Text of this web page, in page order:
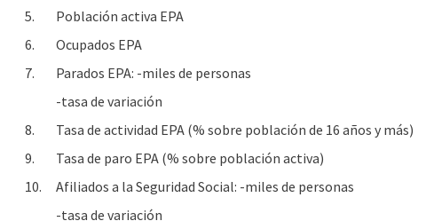
5.
Población activa EPA
6.
Ocupados EPA
7.
Parados EPA: -miles de personas
-tasa de variación
8.
Tasa de actividad EPA (% sobre población de 16 años y más)
9.
Tasa de paro EPA (% sobre población activa)
10.
Afiliados a la Seguridad Social: -miles de personas
-tasa de variación